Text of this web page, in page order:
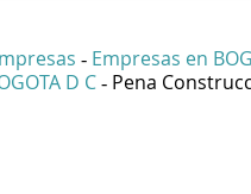
- Empresas en
D C - Pena